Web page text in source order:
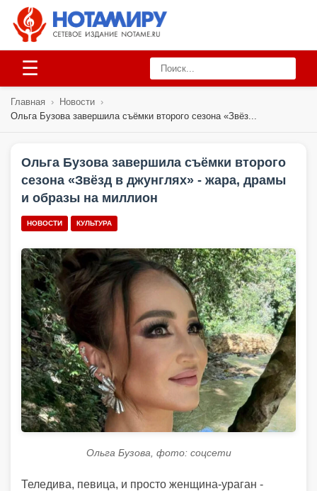
☰
Главная › Новости ›
Ольга Бузова завершила съёмки второго сезона «Звёз...
Ольга Бузова завершила съёмки второго
сезона «Звёзд в джунглях» - жара, драмы
и образы на миллион
НОВОСТИ КУЛЬТУРА
Ольга Бузова, фото: соцсети
Теледива, певица, и просто женщина-ураган -